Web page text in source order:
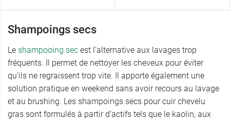
Shampoings secs
Le shampooing sec est l’alternative aux lavages trop
fréquents. Il permet de nettoyer les cheveux pour éviter
qu’ils ne regraissent trop vite. Il apporte également une
solution pratique en weekend sans avoir recours au lavage
et au brushing. Les shampoings secs pour cuir chevelu
gras sont formulés à partir d’actifs tels que le kaolin, aux